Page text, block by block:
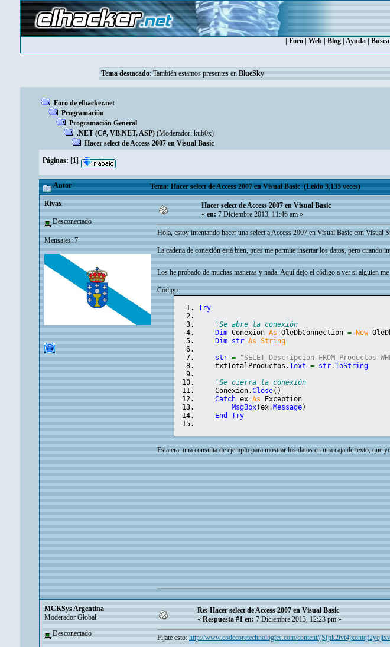
Foro Web Blog Ayuda
Tema destacado: También estamos presentes en BlueSky
Foro de elhacker.net
Programación
Programación General
.NET (C#, VB.NET, ASP) (Moderador: kub0x)
Hacer select de Access 2007 en Visual Basic
Páginas: [1]
Autor Tema: Hacer select de Access 2007 en Visual Basic (Leído 3,135 veces)
Rivax
Desconectado
Mensajes: 7
Hacer select de Access 2007 en Visual Basic
«en:7 Diciembre 2013, 11:46 am »
Hola, estoy intentando hacer una select a Access 2007 en Visual Basic con Visual
La cadena de conexión está bien, pues me permite insertar los datos, pero cuando
Los he probado de muchas maneras y nada. Aquí dejo el código a ver si alguien
Código
Try
'Se abre la conexión
Dim Conexion As OleDbConnection = New
Dim str As String
str =
"SELET Descripcion FROM Productos
txtTotalProductos.Text = str.ToString
'Se cierra la conexión
Conexion.Close( )
Catch ex As Exception
MsgBox(ex. Message)
End
Try
Esta era una consulta de ejemplo para mostrar los datos en una caja de texto, que
MCKSys Argentina
Moderador Global
Desconectado
Re: Hacer select de Access 2007 en Visual Basic
« Respuesta #1 en: 7 Diciembre 2013, 12:23 pm »
Fijate esto: http://www.codecoretechnologies.com/content/